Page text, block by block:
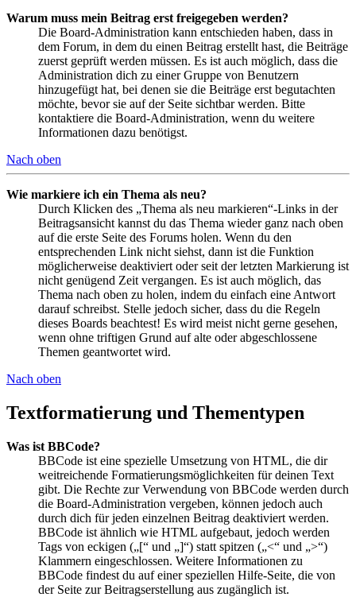
Warum muss mein Beitrag erst freigegeben werden?
Die Board-Administration kann entschieden haben, dass in
dem Forum, in dem du einen Beitrag erstellt hast, die Beiträge
zuerst geprüft werden müssen. Es ist auch möglich, dass die
Administration dich zu einer Gruppe von Benutzern
hinzugefügt hat, bei denen sie die Beiträge erst begutachten
möchte, bevor sie auf der Seite sichtbar werden. Bitte
kontaktiere die Board-Administration, wenn du weitere
Informationen dazu benötigst.
Nach oben
Wie markiere ich ein Thema als neu?
Durch Klicken des „Thema als neu markieren“-Links in der
Beitragsansicht kannst du das Thema wieder ganz nach oben
auf die erste Seite des Forums holen. Wenn du den
entsprechenden Link nicht siehst, dann ist die Funktion
möglicherweise deaktiviert oder seit der letzten Markierung ist
nicht genügend Zeit vergangen. Es ist auch möglich, das
Thema nach oben zu holen, indem du einfach eine Antwort
darauf schreibst. Stelle jedoch sicher, dass du die Regeln
dieses Boards beachtest! Es wird meist nicht gerne gesehen,
wenn ohne triftigen Grund auf alte oder abgeschlossene
Themen geantwortet wird.
Nach oben
Textformatierung und Thementypen
Was ist BBCode?
BBCode ist eine spezielle Umsetzung von HTML, die dir
weitreichende Formatierungsmöglichkeiten für deinen Text
gibt. Die Rechte zur Verwendung von BBCode werden durch
die Board-Administration vergeben, können jedoch auch
durch dich für jeden einzelnen Beitrag deaktiviert werden.
BBCode ist ähnlich wie HTML aufgebaut, jedoch werden
Tags von eckigen („[“ und „]“) statt spitzen („<“ und „>“)
Klammern eingeschlossen. Weitere Informationen zu
BBCode findest du auf einer speziellen Hilfe-Seite, die von
der Seite zur Beitragserstellung aus zugänglich ist.